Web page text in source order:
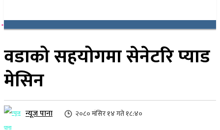
वडाको सहयोगमा सेनेटरि प्याड
मेसिन
न्यूज पाना २०८० मंसिर १४ गते १८:४०